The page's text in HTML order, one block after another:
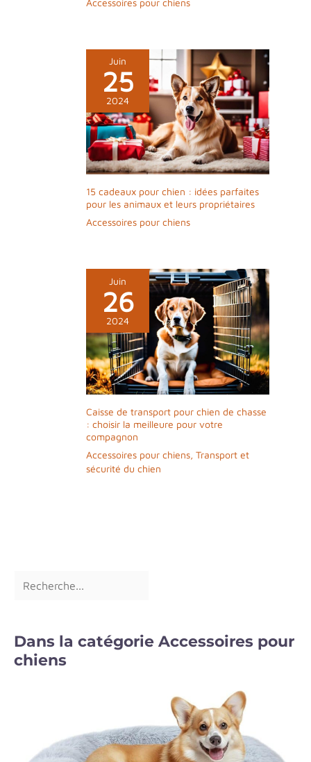
Accessoires pour chiens
Juin
25
2024
15 cadeaux pour chien : idées parfaites
pour les animaux et leurs propriétaires
Accessoires pour chiens
Juin
26
2024
Caisse de transport pour chien de chasse
: choisir la meilleure pour votre
compagnon
Accessoires pour chiens, Transport et
sécurité du chien
Dans la catégorie Accessoires pour
chiens